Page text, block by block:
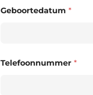
Geboortedatum *
Telefoonnummer *